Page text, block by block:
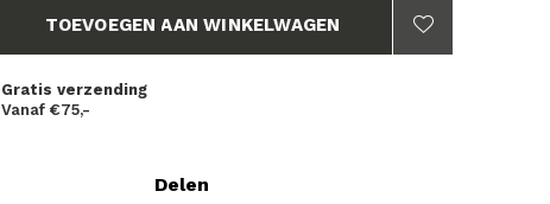
TOEVOEGEN AAN WINKELWAGEN
Gratis verzending
Vanaf €75,-
Delen